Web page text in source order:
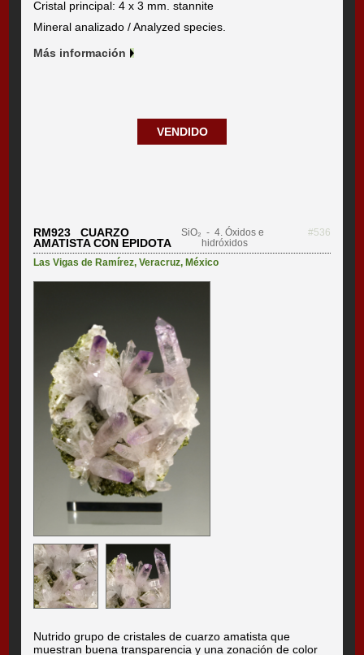
Cristal principal: 4 x 3 mm. stannite
Mineral analizado / Analyzed species.
Más información
VENDIDO
RM923 CUARZO
AMATISTA CON EPIDOTA
SiO₂ - 4. Óxidos e
hidróxidos
#536
Las Vigas de Ramírez,Veracruz, México
Nutrido grupo de cristales de cuarzo amatista que
muestran buena transparencia y una zonación de color